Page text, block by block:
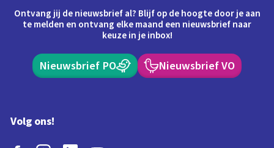
Ontvang jij de nieuwsbrief al? Blijf op de hoogte door je aan
te melden en ontvang elke maand een nieuwsbrief naar
keuze in je inbox!
Nieuwsbrief PO Nieuwsbrief VO
Volg ons!